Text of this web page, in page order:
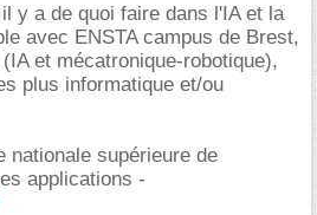
y a de quoi faire dans l'IA et la
avec ENSTA campus de Brest,
et mécatronique-robotique),
plus informatique et/ou
nationale supérieure de
applications -